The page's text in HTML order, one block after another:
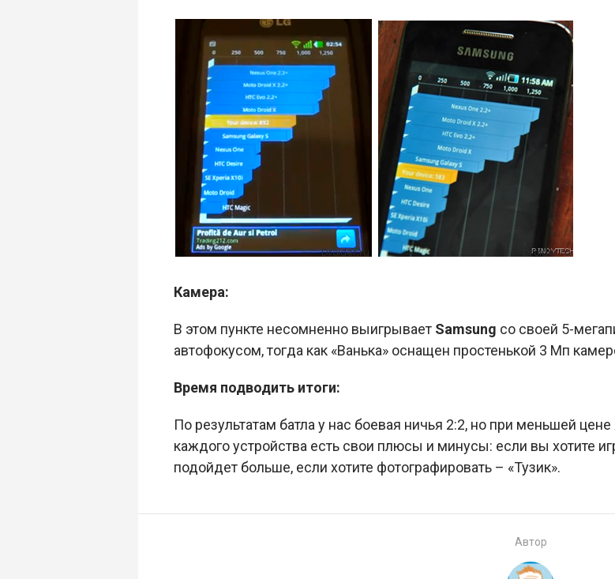
Камера:
В этом пункте несомненно выигрывает Samsung со своей 5-
автофокусом, тогда как «Ванька» оснащен простенькой 3 Мп
Время подводить итоги:
По результатам батла у нас боевая ничья 2:2, но при меньшей
каждого устройства есть свои плюсы и минусы: если вы хотите
подойдет больше, если хотите фотографировать – «Тузик».
Автор